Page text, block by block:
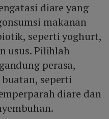
diare yang
makanan
seperti yoghurt,
usus. Pilihlah
perasa,
seperti
diare dan